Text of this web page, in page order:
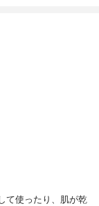
て使ったり、肌が乾